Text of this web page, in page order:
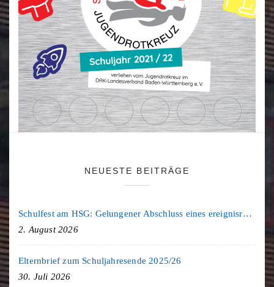
NEUESTE BEITRÄGE
Schulfest am HSG: Gelungener Abschluss eines ereignisreichen Schuljahres
2. August 2026
Elternbrief zum Schuljahresende 2025/26
30. Juli 2026